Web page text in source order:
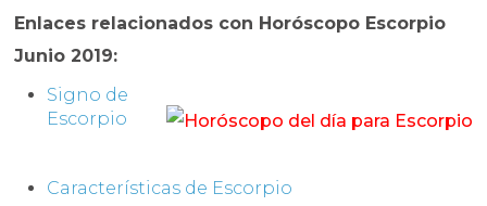
Enlaces relacionados con Horóscopo Escorpio
Junio 2019:
Signo de
Escorpio
Características de Escorpio